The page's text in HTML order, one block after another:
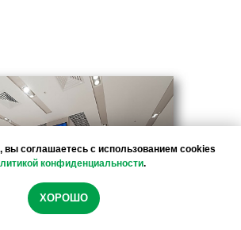
cookie, чтобы обеспечить
использования сайта
вы соглашаетесь с использованием cookies
конфиденциальности.
ХОРОШО